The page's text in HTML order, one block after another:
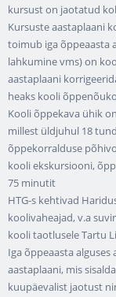
kursust on jaotatud
Kursuste aastaplaani
toimub iga õppeaasta
lahkumine vms) on
aastaplaani
heaks kooli
Kooli õppekava ühik
millest üldjuhul 18
õppekorralduse
kooli ekskursiooni,
75 minutit
HTG-s kehtivad
koolivaheajad, v.a
kooli taotlusele Tartu
Iga õppeaasta
aastaplaani, mis
kuupäevalist jaotust